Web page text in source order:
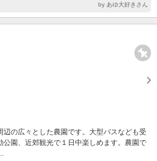
by あゆ大好きさん
の広々とした農園です。大型バスなども受
公園、近郊観光で１日中楽しめます。農園で